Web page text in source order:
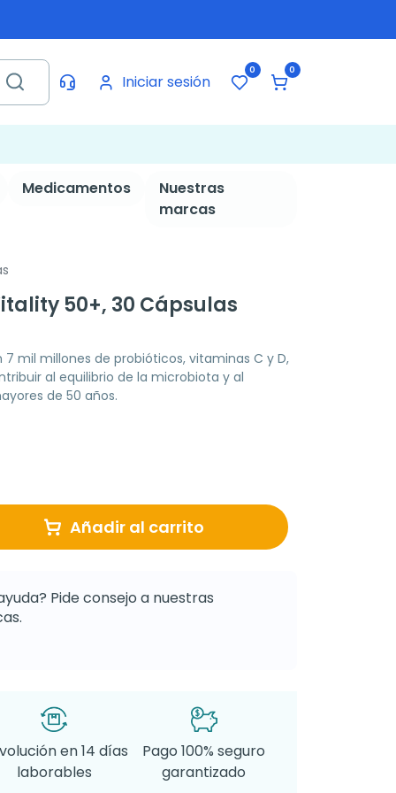
Iniciar sesión
0 0
Medicamentos
Nuestras
marcas
50+, 30 Cápsulas
mil millones de probióticos, vitaminas C y D,
al equilibrio de la microbiota y al
de 50 años.
Añadir al carrito
Pide consejo a nuestras
en 14 días
laborables
Pago 100% seguro
garantizado